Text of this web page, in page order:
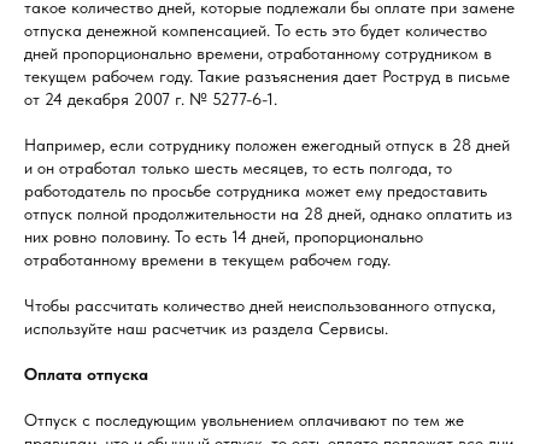
такое количество дней, которые подлежали бы оплате при замене
отпуска денежной компенсацией. То есть это будет количество
дней пропорционально времени, отработанному сотрудником в
текущем рабочем году. Такие разъяснения дает Роструд в письме
от 24 декабря 2007 г. № 5277-6-1.
Например, если сотруднику положен ежегодный отпуск в 28 дней
и он отработал только шесть месяцев, то есть полгода, то
работодатель по просьбе сотрудника может ему предоставить
отпуск полной продолжительности на 28 дней, однако оплатить из
них ровно половину. То есть 14 дней, пропорционально
отработанному времени в текущем рабочем году.
Чтобы рассчитать количество дней неиспользованного отпуска,
используйте наш расчетчик из раздела Сервисы.
Оплата отпуска
Отпуск с последующим увольнением оплачивают по тем же